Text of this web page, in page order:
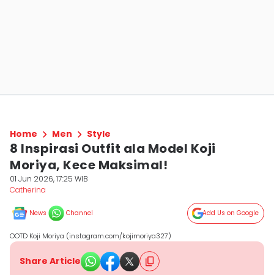
Home Men Style
8 Inspirasi Outfit ala Model Koji
Moriya, Kece Maksimal!
01 Jun 2026, 17:25 WIB
Catherina
News Channel Add Us on Google
OOTD Koji Moriya (instagram.com/kojimoriya327)
Share Article